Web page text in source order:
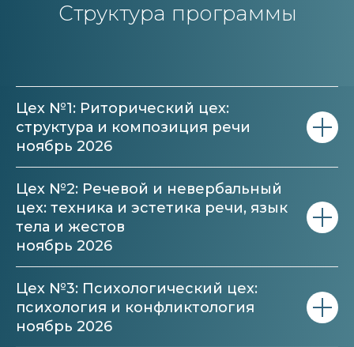
Структура программы
Цех №1: Риторический цех:
структура и композиция речи
ноябрь 2026
Цех №2: Речевой и невербальный
цех: техника и эстетика речи, язык
тела и жестов
ноябрь 2026
Цех №3: Психологический цех:
психология и конфликтология
ноябрь 2026